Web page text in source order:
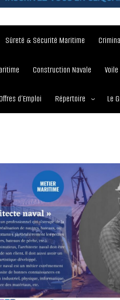
Sûreté & Sécurité Maritime
Construction Navale Voile
Offres d’Emploi Répertoire
Journées
Ports
Entreprises maritimes
Le